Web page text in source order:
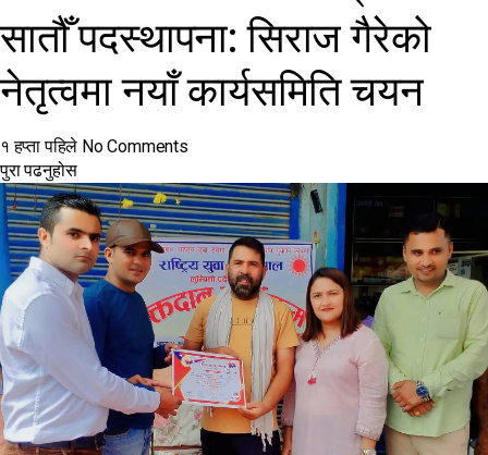
सातौँ पदस्थापना: सिराज गैरेको
नेतृत्वमा नयाँ कार्यसमिति चयन
१ हप्ता पहिले No Comments
पुरा पढनुहोस